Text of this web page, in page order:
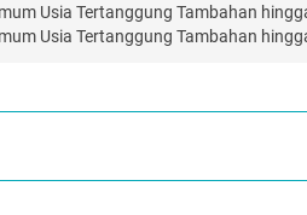
Usia Tertanggung Tambahan
Usia Tertanggung Tambahan